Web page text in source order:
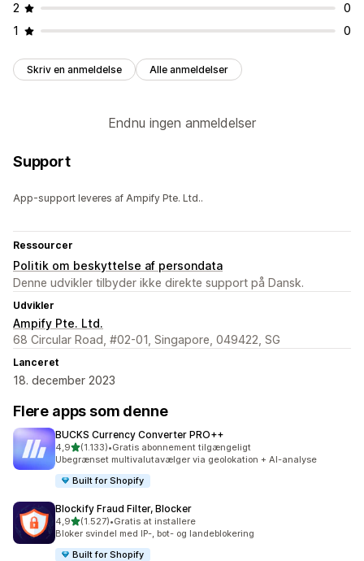
2
0
1
0
Skriv en anmeldelse Alle anmeldelser
Endnu ingen anmeldelser
Support
App-support leveres af Ampify Pte. Ltd..
Ressourcer
Politik om beskyttelse af persondata
Denne udvikler tilbyder ikke direkte support på Dansk.
Udvikler
Ampify Pte. Ltd.
68 Circular Road, #02-01, Singapore, 049422, SG
Lanceret
18. december 2023
Flere apps som denne
BUCKS Currency Converter PRO++
4,9ud af 5 stjerner
(1.133)
1133 anmeldelser i alt
•Gratis abonnement tilgængeligt
Ubegrænset multivalutavælger via geolokation + AI-analyse
Built for Shopify
Blockify Fraud Filter, Blocker
4,9ud af 5 stjerner
(1.527)
1527 anmeldelser i alt
•Gratis at installere
Bloker svindel med IP-, bot- og landeblokering
Built for Shopify